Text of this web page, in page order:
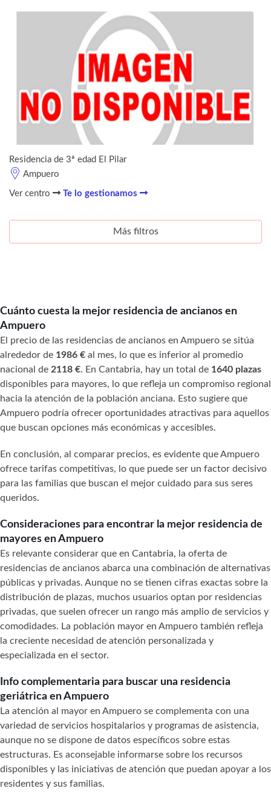
Residencia de 3ª edad El Pilar
Ampuero
Ver centro Te lo gestionamos
Más filtros
Cuánto cuesta la mejor residencia de ancianos en
Ampuero
El precio de las residencias de ancianos en Ampuero se sitúa
alrededor de 1986 € al mes, lo que es inferior al promedio
nacional de 2118 €. En Cantabria, hay un total de 1640 plazas
disponibles para mayores, lo que refleja un compromiso regional
hacia la atención de la población anciana. Esto sugiere que
Ampuero podría ofrecer oportunidades atractivas para aquellos
que buscan opciones más económicas y accesibles.
En conclusión, al comparar precios, es evidente que Ampuero
ofrece tarifas competitivas, lo que puede ser un factor decisivo
para las familias que buscan el mejor cuidado para sus seres
queridos.
Consideraciones para encontrar la mejor residencia de
mayores en Ampuero
Es relevante considerar que en Cantabria, la oferta de
residencias de ancianos abarca una combinación de alternativas
públicas y privadas. Aunque no se tienen cifras exactas sobre la
distribución de plazas, muchos usuarios optan por residencias
privadas, que suelen ofrecer un rango más amplio de servicios y
comodidades. La población mayor en Ampuero también refleja
la creciente necesidad de atención personalizada y
especializada en el sector.
Info complementaria para buscar una residencia
geriátrica en Ampuero
La atención al mayor en Ampuero se complementa con una
variedad de servicios hospitalarios y programas de asistencia,
aunque no se dispone de datos específicos sobre estas
estructuras. Es aconsejable informarse sobre los recursos
disponibles y las iniciativas de atención que puedan apoyar a los
residentes y sus familias.